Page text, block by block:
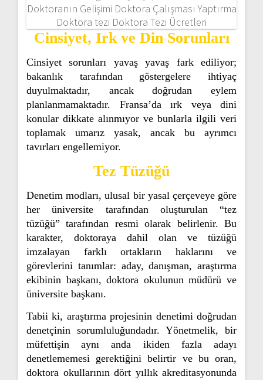
Cinsiyet, Irk ve Din Sorunları
Cinsiyet sorunları yavaş yavaş fark ediliyor;
bakanlık tarafından göstergelere ihtiyaç
duyulmaktadır, ancak doğrudan eylem
planlanmamaktadır. Fransa’da ırk veya dini
konular dikkate alınmıyor ve bunlarla ilgili veri
toplamak umarız yasak, ancak bu ayrımcı
tavırları engellemiyor.
Tez Tüzüğü
Denetim modları, ulusal bir yasal çerçeveye göre
her üniversite tarafından oluşturulan “tez
tüzüğü” tarafından resmi olarak belirlenir. Bu
karakter, doktoraya dahil olan ve tüzüğü
imzalayan farklı ortakların haklarını ve
görevlerini tanımlar: aday, danışman, araştırma
ekibinin başkanı, doktora okulunun müdürü ve
üniversite başkanı.
Tabii ki, araştırma projesinin denetimi doğrudan
denetçinin sorumluluğundadır. Yönetmelik, bir
müfettişin aynı anda ikiden fazla adayı
denetlememesi gerektiğini belirtir ve bu oran,
doktora okullarının dört yıllık akreditasyonunda